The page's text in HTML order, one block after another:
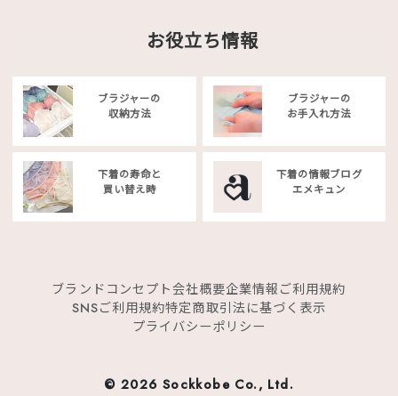
お役立ち情報
ブラジャーの
収納方法
ブラジャーの
お手入れ方法
下着の寿命と
買い替え時
下着の情報ブログ
エメキュン
ブランドコンセプト会社概要企業情報 ご利用規約
SNSご利用規約特定商取引法に基づく表示
プライバシーポリシー
© 2026 Sockkobe Co., Ltd.